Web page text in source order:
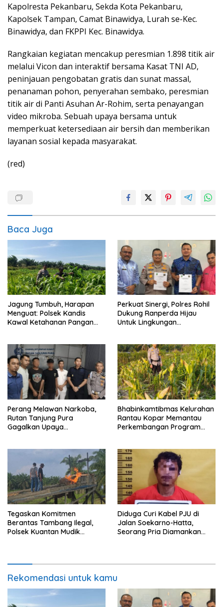
Kapolresta Pekanbaru, Sekda Kota Pekanbaru,
Kapolsek Tampan, Camat Binawidya, Lurah se-Kec.
Binawidya, dan FKPPI Kec. Binawidya.
Rangkaian kegiatan mencakup peresmian 1.898 titik air
melalui Vicon dan interaktif bersama Kasat TNI AD,
peninjauan pengobatan gratis dan sunat massal,
penanaman pohon, penyerahan sembako, peresmian
titik air di Panti Asuhan Ar-Rohim, serta penayangan
video mikroba. Sebuah upaya bersama untuk
memperkuat ketersediaan air bersih dan memberikan
layanan sosial kepada masyarakat.
(red)
Baca Juga
Jagung Tumbuh, Harapan
Menguat: Polsek Kandis
Kawal Ketahanan Pangan
Perkuat Sinergi, Polres Rohil
Dukung Ranperda Hijau
Untuk Lingkungan
Perang Melawan Narkoba,
Rutan Tanjung Pura
Gagalkan Upaya
Bhabinkamtibmas Kelurahan
Rantau Kopar Memantau
Perkembangan Program
Tegaskan Komitmen
Berantas Tambang Ilegal,
Polsek Kuantan Mudik
Diduga Curi Kabel PJU di
Jalan Soekarno-Hatta,
Seorang Pria Diamankan
Rekomendasi untuk kamu